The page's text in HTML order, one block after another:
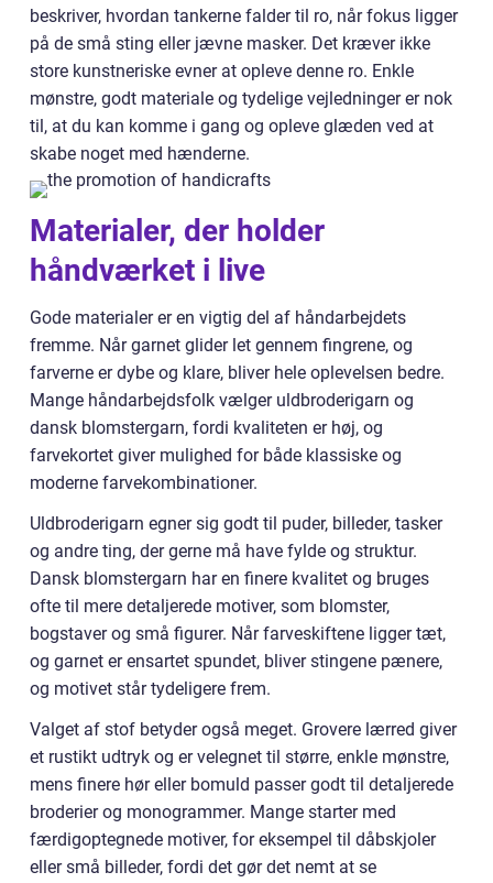
beskriver, hvordan tankerne falder til ro, når fokus ligger
på de små sting eller jævne masker. Det kræver ikke
store kunstneriske evner at opleve denne ro. Enkle
mønstre, godt materiale og tydelige vejledninger er nok
til, at du kan komme i gang og opleve glæden ved at
skabe noget med hænderne.
Materialer, der holder
håndværket i live
Gode materialer er en vigtig del af håndarbejdets
fremme. Når garnet glider let gennem fingrene, og
farverne er dybe og klare, bliver hele oplevelsen bedre.
Mange håndarbejdsfolk vælger uldbroderigarn og
dansk blomstergarn, fordi kvaliteten er høj, og
farvekortet giver mulighed for både klassiske og
moderne farvekombinationer.
Uldbroderigarn egner sig godt til puder, billeder, tasker
og andre ting, der gerne må have fylde og struktur.
Dansk blomstergarn har en finere kvalitet og bruges
ofte til mere detaljerede motiver, som blomster,
bogstaver og små figurer. Når farveskiftene ligger tæt,
og garnet er ensartet spundet, bliver stingene pænere,
og motivet står tydeligere frem.
Valget af stof betyder også meget. Grovere lærred giver
et rustikt udtryk og er velegnet til større, enkle mønstre,
mens finere hør eller bomuld passer godt til detaljerede
broderier og monogrammer. Mange starter med
færdigoptegnede motiver, for eksempel til dåbskjoler
eller små billeder, fordi det gør det nemt at se